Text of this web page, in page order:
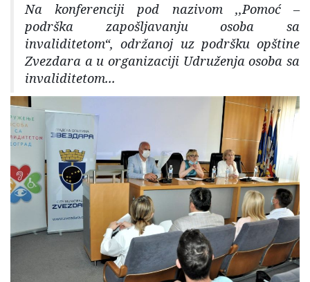
Na konferenciji pod nazivom ,,Pomoć –
podrška zapošljavanju osoba sa
invaliditetom“, održanoj uz podršku opštine
Zvezdara a u organizaciji Udruženja osoba sa
invaliditetom...